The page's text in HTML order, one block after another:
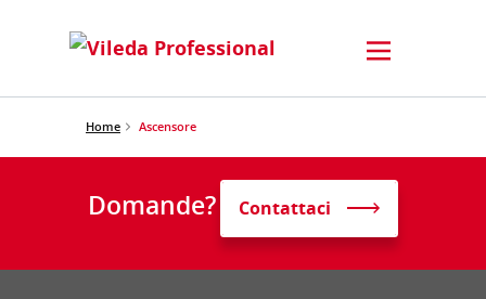
Home Ascensore
Domande? Contattaci